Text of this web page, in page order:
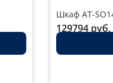
Шкаф AT-
129794 руб.